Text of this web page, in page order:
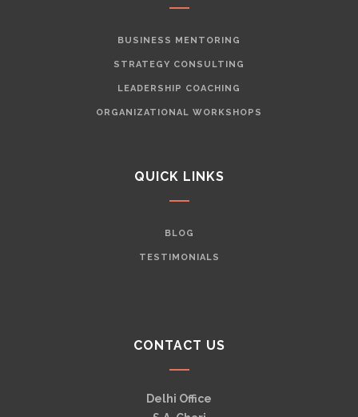
BUSINESS MENTORING
STRATEGY CONSULTING
LEADERSHIP COACHING
ORGANIZATIONAL WORKSHOPS
QUICK LINKS
BLOG
TESTIMONIALS
CONTACT US
Delhi Office